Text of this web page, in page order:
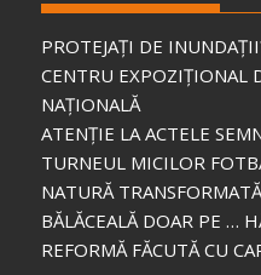
PROTEJAȚI DE
CENTRU EXPOZIȚIONAL
NAȚIONALĂ
ATENȚIE LA ACTELE
TURNEUL MICILOR
NATURĂ
BĂLĂCEALĂ DOAR PE …
REFORMĂ FĂCUTĂ CU